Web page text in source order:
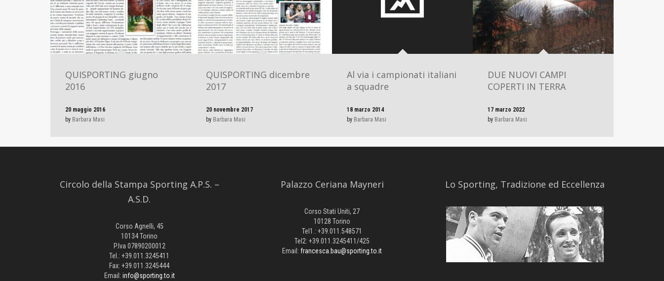
QUISPORTING giugno
2016
20 maggio 2016
by Barbara Masi
QUISPORTING dicembre
2017
20 novembre 2017
by Barbara Masi
Al via i campionati italiani
a squadre
18 marzo 2014
by Barbara Masi
DUE NUOVI CAMPI
COPERTI IN TERRA
17 marzo 2022
by Barbara Masi
Circolo della Stampa Sporting A.P.S. –
A.S.D.
Corso Agnelli, 45
10134 Torino
P.Iva 07890200012
Tel.: +39.011.3245411
Fax: +39.011.3245444
Email: info@sporting.to.it
Palazzo Ceriana Mayneri
Corso Stati Uniti, 27
10128 Torino
Tel1.: +39.011.548571
Tel2: +39.011.3245411/425
Email: francesca.bau@sporting.to.it
​Lo Sporting, Tradizione ed Eccellenza